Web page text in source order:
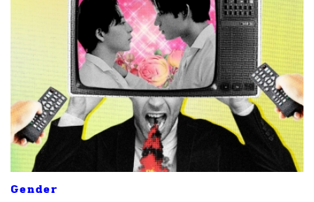
Gender
ค้นหา
SHARE TWEET LINE EMAIL